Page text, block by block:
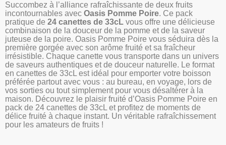
Succombez à l’alliance rafraîchissante de deux fruits
incontournables avec Oasis Pomme Poire. Ce pack
pratique de 24 canettes de 33cL vous offre une délicieuse
combinaison de la douceur de la pomme et de la saveur
juteuse de la poire. Oasis Pomme Poire vous séduira dès la
première gorgée avec son arôme fruité et sa fraîcheur
irrésistible. Chaque canette vous transporte dans un univers
de saveurs authentiques et de douceur naturelle. Le format
en canettes de 33cL est idéal pour emporter votre boisson
préférée partout avec vous : au bureau, en voyage, lors de
vos sorties ou tout simplement pour vous désaltérer à la
maison. Découvrez le plaisir fruité d’Oasis Pomme Poire en
pack de 24 canettes de 33cL et profitez de moments de
délice fruité à chaque instant. Un véritable rafraîchissement
pour les amateurs de fruits !